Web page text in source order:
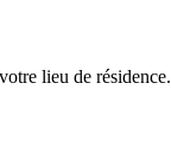
lieu de résidence.